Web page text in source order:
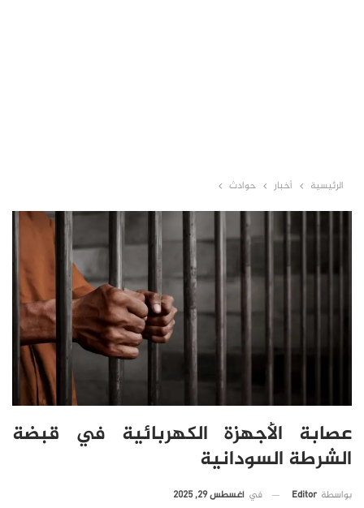
الرئيسية أخبار حوادث
عصابة الأجهزة الكهربائية في قبضة
الشرطة السودانية
بواسطة Editor في أغسطس 29, 2025